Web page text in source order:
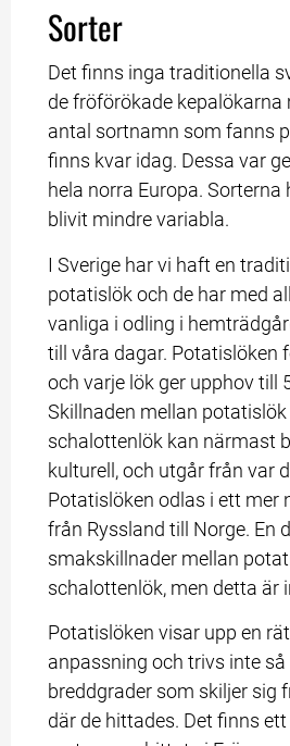
Sorter
Det finns inga traditionella
de fröförökade kepalökarna
antal sortnamn som fanns
finns kvar idag. Dessa var
hela norra Europa. Sorterna
blivit mindre variabla.
I Sverige har vi haft en
potatislök och de har med
vanliga i odling i
till våra dagar. Potatislöken
och varje lök ger upphov till
Skillnaden mellan potatislök
schalottenlök kan närmast
kulturell, och utgår från var
Potatislöken odlas i ett mer
från Ryssland till Norge. En
smakskillnader mellan
schalottenlök, men detta är
Potatislöken visar upp en
anpassning och trivs inte så
breddgrader som skiljer sig
där de hittades. Det finns